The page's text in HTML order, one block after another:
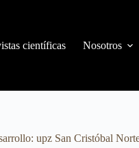
científicas Nosotros
upz San Cristóbal